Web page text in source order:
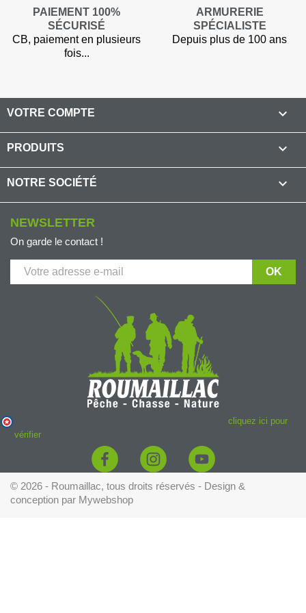
PAIEMENT 100%
SÉCURISÉ
CB, paiement en plusieurs
fois...
ARMURERIE
SPÉCIALISTE
Depuis plus de 100 ans
VOTRE COMPTE 
PRODUITS 
NOTRE SOCIÉTÉ 
NEWSLETTER
On garde le contact !
cliquez ici pour
vérifier.
© 2026 - Roumaillac, tous droits réservés - Design &
conception par Mywebshop